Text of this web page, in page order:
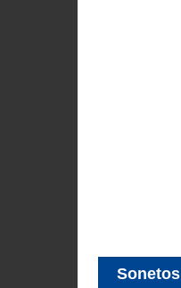
Sonetos